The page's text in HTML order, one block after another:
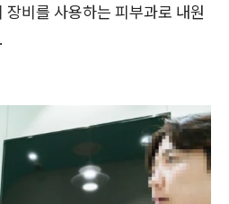
비를 사용하는 피부과로 내원